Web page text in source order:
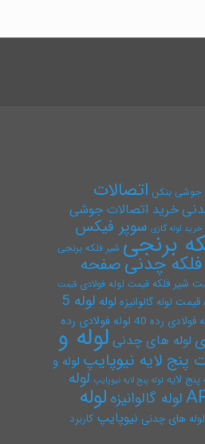
جوشی بنکن اتصالات
خرید اتصالات جوشی
خرید لوله گازی سوپر فیکس
برنجی شیر فلکه برنجی
چدنیصفحه
شیر فلکه قیمت لوله فولادی قیمت
قیمت لوله گالوانیزه لوله
لوله 5
فولادی رده 40
لوله فولادی رده
لوله های چدنی لوله و
پنج لایه نیوپایپ لوله و
پنج لایه لوله پنج لایه نیوپایپ لوله
لوله گالوانیزه لوله
های چدنی نیوپایپ کاربرد